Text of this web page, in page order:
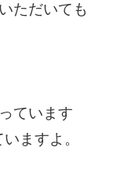
ただいても
ています
ますよ。